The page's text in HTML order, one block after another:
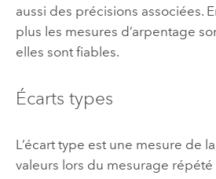
aussi des précisions associées.
plus les mesures d’arpentage
elles sont fiables.
Écarts types
L’écart type est une mesure de
valeurs lors du mesurage répété